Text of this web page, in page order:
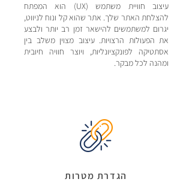
עיצוב חוויית משתמש (UX) הוא המפתח
להצלחת האתר שלך. אתר שהוא קל ונוח לניווט,
יגרום למשתמשים להישאר זמן רב יותר ולבצע
את הפעולות הרצויות. עיצוב מצוין משלב בין
אסתטיקה לפונקציונליות, ויוצר חוויה חיובית
ומהנה לכל מבקר.​
הגדרת מטרות